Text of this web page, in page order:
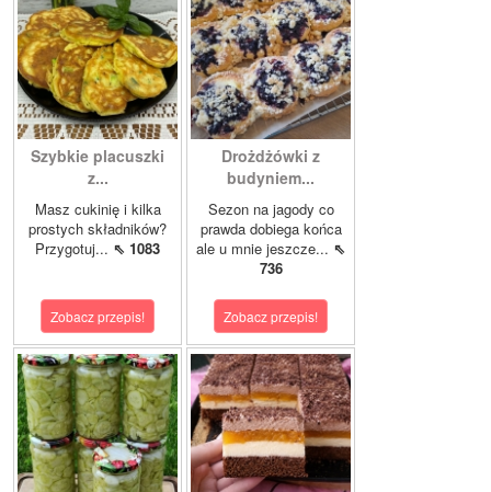
Szybkie placuszki
z...
Masz cukinię i kilka
prostych składników?
Przygotuj... ⇖ 1083
Zobacz przepis!
Drożdżówki z
budyniem...
Sezon na jagody co
prawda dobiega końca
ale u mnie jeszcze... ⇖
736
Zobacz przepis!